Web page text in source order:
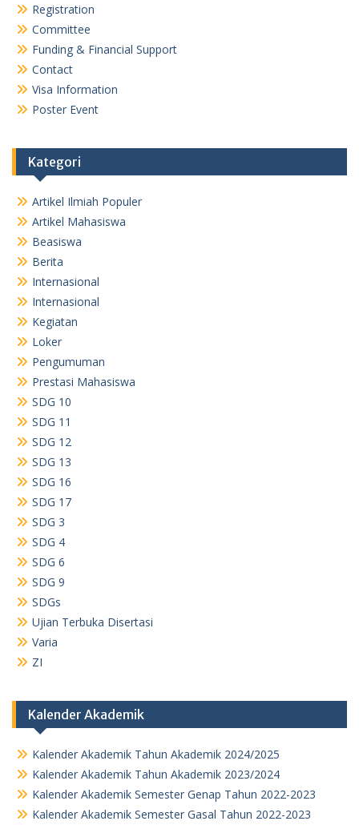
Registration
Committee
Funding & Financial Support
Contact
Visa Information
Poster Event
Kategori
Artikel Ilmiah Populer
Artikel Mahasiswa
Beasiswa
Berita
Internasional
Internasional
Kegiatan
Loker
Pengumuman
Prestasi Mahasiswa
SDG 10
SDG 11
SDG 12
SDG 13
SDG 16
SDG 17
SDG 3
SDG 4
SDG 6
SDG 9
SDGs
Ujian Terbuka Disertasi
Varia
ZI
Kalender Akademik
Kalender Akademik Tahun Akademik 2024/2025
Kalender Akademik Tahun Akademik 2023/2024
Kalender Akademik Semester Genap Tahun 2022-2023
Kalender Akademik Semester Gasal Tahun 2022-2023